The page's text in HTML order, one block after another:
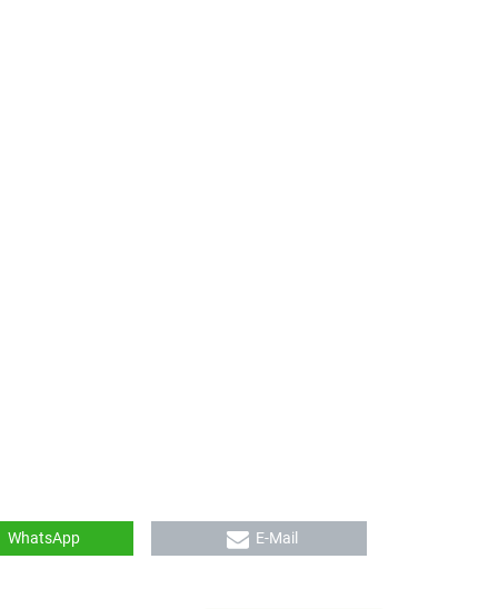
WhatsApp E-Mail